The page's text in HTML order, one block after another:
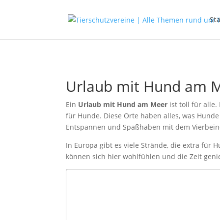
Urlaub mit Hund am
Ein Urlaub mit Hund am Meer ist toll für alle.
für Hunde. Diese Orte haben alles, was
Entspannen und Spaßhaben mit dem
In Europa gibt es viele Strände, die extra für
können sich hier wohlfühlen und die Zeit